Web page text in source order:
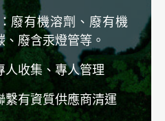
廢有機溶劑、廢有機
廢含汞燈管等。
人收集、專人管理
繫有資質供應商清運